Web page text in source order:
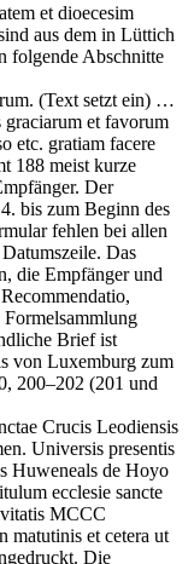
et dioecesim
aus dem in Lüttich
folgende Abschnitte
. (Text setzt ein) …
graciarum et favorum
etc. gratiam facere
188 meist kurze
Der
bis zum Beginn des
fehlen bei allen
Das
die Empfänger und
Recommendatio,
Brief ist
von Luxemburg zum
200–202 (201 und
Crucis Leodiensis
Universis presentis
Huweneals de Hoyo
ecclesie sancte
MCCC
matutinis et cetera ut
Die